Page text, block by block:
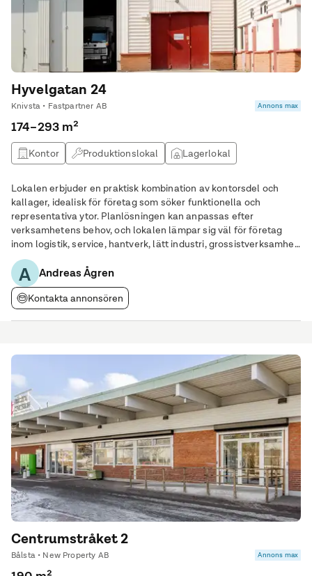
Hyvelgatan 24
Knivsta • Fastpartner AB Annons max
174–293 m²
Kontor Produktionslokal
Lagerlokal
Lokalen erbjuder en praktisk kombination av kontorsdel och
kallager, idealisk för företag som söker funktionella och
representativa ytor. Planlösningen kan anpassas efter
verksamhetens behov, och lokalen lämpar sig väl för företag
inom logistik, service, hantverk, lätt industri, grossistverksamhet
eller kontor med behov av lagerytor.
A Andreas Ågren
Kontakta annonsören
Centrumstråket 2
Bålsta • New Property AB Annons max